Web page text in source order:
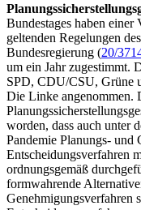
Bundestages haben einer
geltenden Regelungen
Bundesregierung (20/
um ein Jahr zugestimmt.
SPD, CDU/CSU, Grüne
Die Linke angenommen.
worden, dass auch unter
Pandemie Planungs- und
Entscheidungsverfahren
ordnungsgemäß
formwahrende
Genehmigungsverfahren